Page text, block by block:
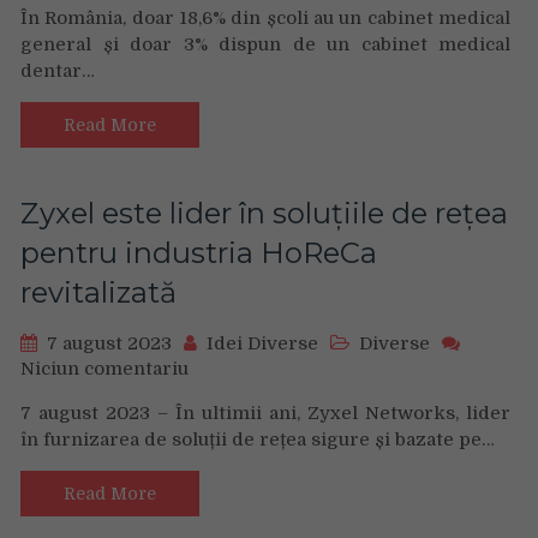
Zi
de
amenajează
cabinet
școlar
pentru 1800
de
comune
județul
Cluj
În România, doar 18,6% din școli au un cabinet medical
general și doar 3% dispun de un cabinet medical
dentar…
Read More
Zyxel este lider în soluțiile de rețea
pentru industria HoReCa
revitalizată
7 august 2023 Idei Diverse
Diverse
Niciun comentariu
este
lider
în
de
7 august 2023 – În ultimii ani, Zyxel Networks, lider
în furnizarea de soluții de rețea sigure și bazate pe…
Read More